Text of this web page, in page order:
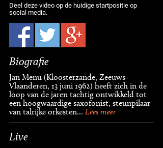
Deel deze video op de huidige startpositie op
social media.
Biografie
Jan Menu (Kloosterzande, Zeeuws-
Vlaanderen, 13 juni 1962) heeft zich in de
loop van de jaren tachtig ontwikkeld tot
een hoogwaardige saxofonist, steunpilaar
van talrijke orkesten... Lees meer
Live